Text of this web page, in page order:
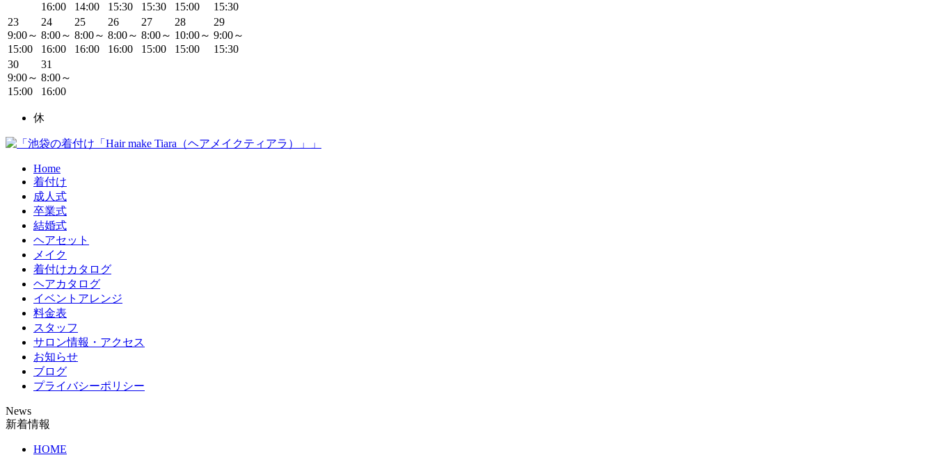
16:00
14:00
15:30
15:30
15:00
15:30
23
9:00～
15:00
24
8:00～
16:00
25
8:00～
16:00
26
8:00～
16:00
27
8:00～
15:00
28
10:00～
15:00
29
9:00～
15:30
30
9:00～
15:00
31
8:00～
16:00
休
Home
着付け
成人式
卒業式
結婚式
ヘアセット
メイク
着付けカタログ
ヘアカタログ
イベントアレンジ
料金表
スタッフ
サロン情報・アクセス
お知らせ
ブログ
プライバシーポリシー
News
新着情報
HOME